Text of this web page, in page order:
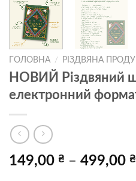
ГОЛОВНА / РІЗДВЯНА
НОВИЙ Різдвяний
електронний
149,00 ₴ – 499,00 ₴